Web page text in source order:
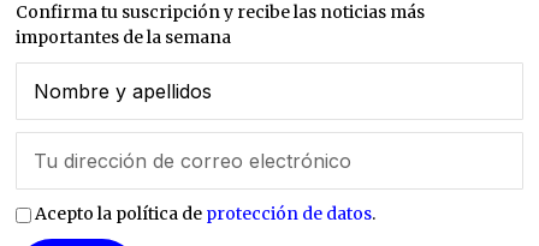
Confirma tu suscripción y recibe las noticias más
importantes de la semana
Acepto la política de protección de datos.